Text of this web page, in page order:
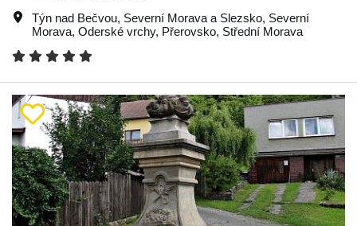
Týn nad Bečvou, Severní Morava a Slezsko, Severní
Morava, Oderské vrchy, Přerovsko, Střední Morava